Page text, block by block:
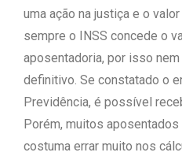
uma ação na justiça e o
sempre o INSS concede o
aposentadoria, por isso
definitivo. Se constatado o
Previdência, é possível
Porém, muitos
costuma errar muito nos